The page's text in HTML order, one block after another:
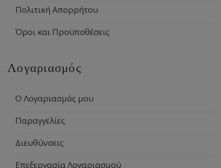
Πολιτική Απορρήτου
Όροι και Προϋποθέσεις
Λογαριασμός
Ο Λογαριασμός μου
Παραγγελίες
Διευθύνσεις
Επεξεργασία Λογαριασμού